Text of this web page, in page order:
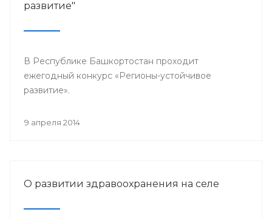
развитие"
В Республике Башкортостан проходит
ежегодный конкурс «Регионы-устойчивое
развитие».
9 апреля 2014
О развитии здравоохранения на селе